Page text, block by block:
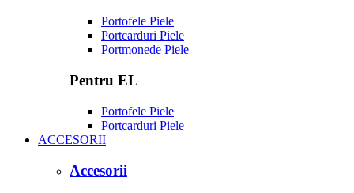
Portofele Piele
Portcarduri Piele
Portmonede Piele
Pentru EL
Portofele Piele
Portcarduri Piele
ACCESORII
Accesorii